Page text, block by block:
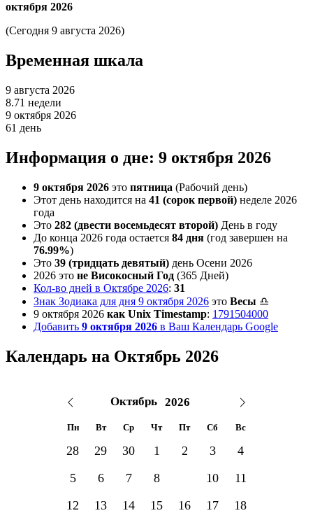
октября 2026
(Сегодня 9 августа 2026)
Временная шкала
9 августа 2026
8.71 недели
9 октября 2026
61 день
Информация о дне: 9 октября 2026
9 октября 2026 это пятница (Рабочий день)
Этот день находится на 41 (сорок первой) неделе 2026
года
Это 282 (двести восемьдесят второй) День в году
До конца 2026 года остается 84 дня (год завершен на
76.99%)
Это 39 (тридцать девятый) день Осени 2026
2026 это не Високосный Год (365 Дней)
Кол-во дней в Октябре 2026: 31
Знак Зодиака для дня 9 октября 2026 это Весы ♎
9 октября 2026 как Unix Timestamp: 1791504000
Добавить 9 октября 2026 в Ваш Календарь Google
Календарь на Октябрь 2026
Пн Вт Ср Чт Пт Сб Вс
28 29 30 1 2 3
4
5
6 7 8 10
11
12
13 14 15 16 17
18